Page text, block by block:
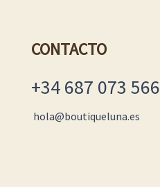
CONTACTO
+34 687 073 566
hola@boutiqueluna.es